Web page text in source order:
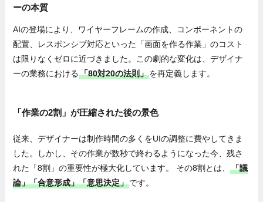
ーの本質
AIの登場により、ワイヤーフレームの作成、コンポーネントの
配置、レスポンシブ対応といった「画面を作る作業」のコスト
は限りなくゼロに近づきました。この劇的な変化は、デザイナ
ーの業務における「80対20の法則」を再定義します。
「作業の2割」が圧縮された後の景色
従来、デザイナーは制作時間の多くをUIの調整に費やしてきま
した。しかし、その作業が数秒で終わるようになった今、残さ
れた「8割」の重要性が極大化しています。 その8割とは、「議
論」「合意形成」「意思決定」です。